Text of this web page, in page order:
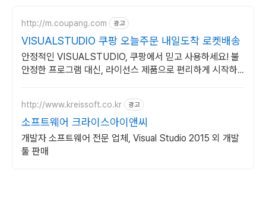
http://m.coupang.com 광고
VISUALSTUDIO 쿠팡 오늘주문 내일도착 로켓배송
안정적인 VISUALSTUDIO, 쿠팡에서 믿고 사용하세요! 불
안정한 프로그램 대신, 라이선스 제품으로 편리하게 시작하
http://www.kreissoft.co.kr 광고
소프트웨어 크라이스아이앤씨
개발자 소프트웨어 전문 업체, Visual Studio 2015 외 개발
툴 판매